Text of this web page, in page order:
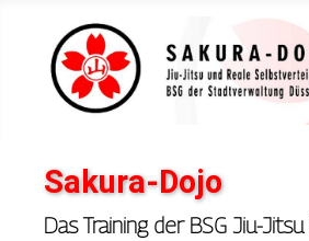
Sakura-Dojo
Das Training der BSG Jiu-Jitsu